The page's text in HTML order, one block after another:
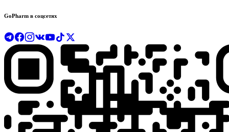
GoPharm в соцсетях